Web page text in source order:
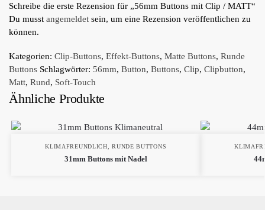
Schreibe die erste Rezension für „56mm Buttons mit Clip / MATT“
Du musst angemeldet sein, um eine Rezension veröffentlichen zu
können.
Kategorien: Clip-Buttons, Effekt-Buttons, Matte Buttons, Runde
Buttons Schlagwörter: 56mm, Button, Buttons, Clip, Clipbutton,
Matt, Rund, Soft-Touch
Ähnliche Produkte
KLIMAFREUNDLICH ,RUNDE BUTTONS
31mm Buttons mit Nadel